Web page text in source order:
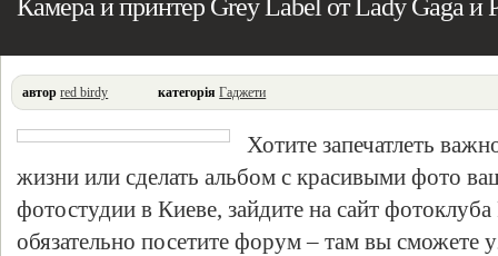
Камера и принтер Grey Label от Lady Gaga и
автор red birdy категорія Гаджети
Хотите запечатлеть
жизни или сделать альбом с красивыми фото
фотостудии в Киеве, зайдите на сайт
обязательно посетите форум – там вы сможете